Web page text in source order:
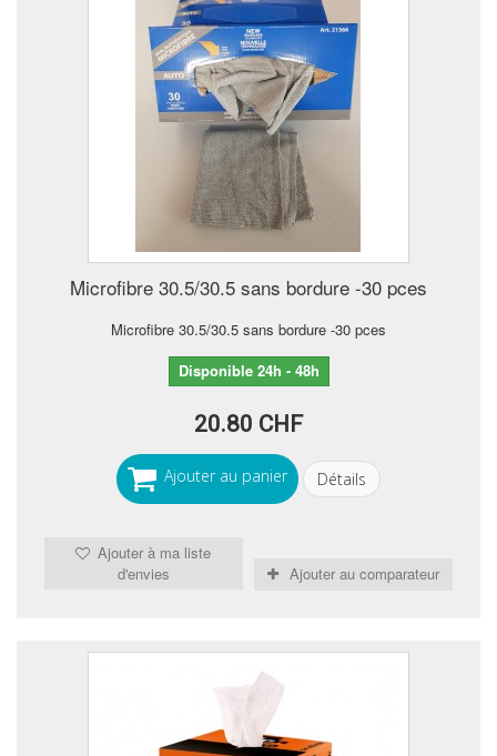
Microfibre 30.5/30.5 sans bordure -30 pces
Microfibre 30.5/30.5 sans bordure -30 pces
Disponible 24h - 48h
20.80 CHF
Ajouter au panier Détails
Ajouter à ma liste
d'envies
Ajouter au comparateur